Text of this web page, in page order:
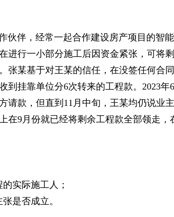
伴，经常一起合作建设房产项目的智能
进行一小部分施工后因资金紧张，可将
张某基于对王某的信任，在没签任何合
到挂靠单位分6次转来的工程款。2023
请款，但直到11月中旬，王某均仍说业
在9月份就已经将剩余工程款全部领走，
实际施工人；
是否成立。